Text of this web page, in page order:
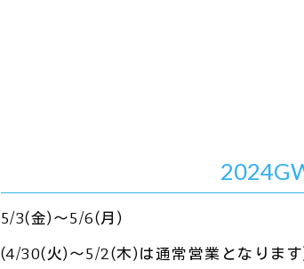
5/3(金)～5/6(月)
(4/30(火)～5/2(木)は通常営業となりま